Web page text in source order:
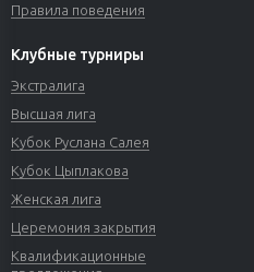
Правила поведения
Клубные турниры
Экстралига
Высшая лига
Кубок Руслана Салея
Кубок Цыплакова
Женская лига
Церемония закрытия
Квалификационные